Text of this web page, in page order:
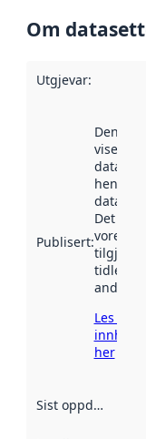
Om
Utgjevar:
Publisert:
Denne
viser når
henta
Det kan
vore
tidlegare
andre
Les meir
her
Sist oppdatert